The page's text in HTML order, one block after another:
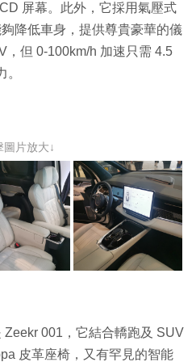
屏幕。此外，它採用氣壓式
降低車身，提供尊貴豪華的儀
，但 0-100km/h 加速只需 4.5
圖片放大↓
001，它結合轎跑及 SUV
皮革座椅，又有罕見的智能